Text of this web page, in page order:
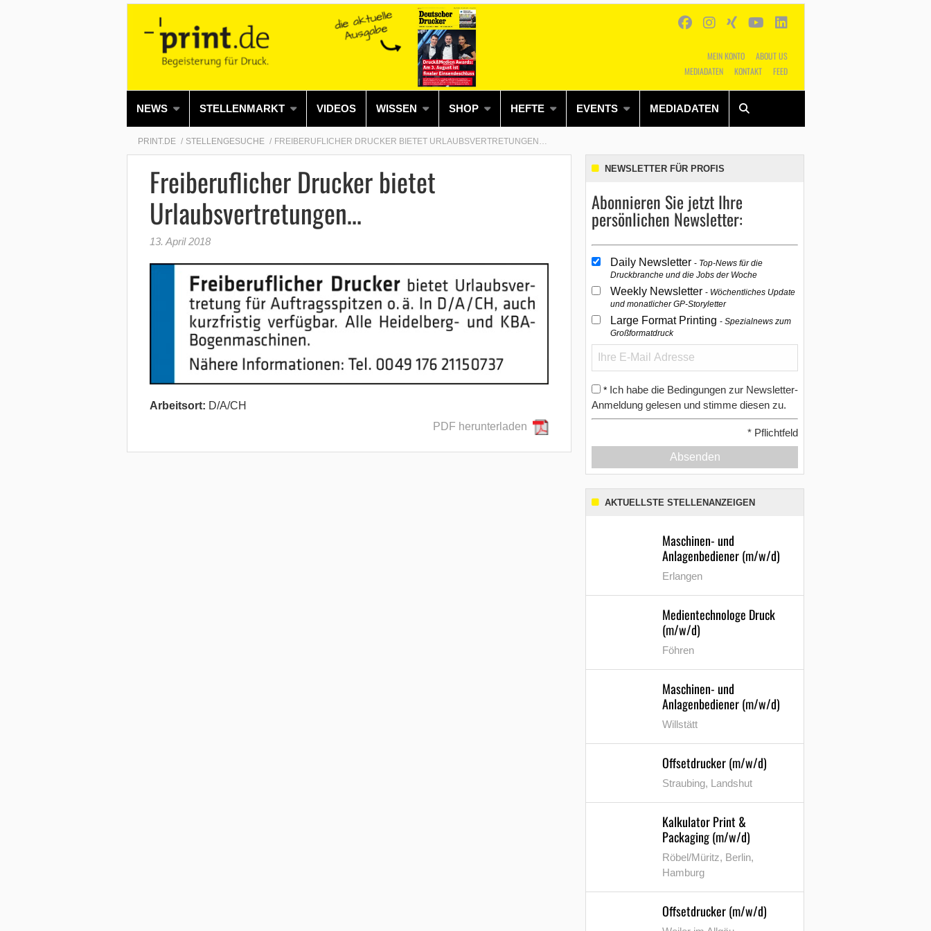
MEIN KONTO
ABOUT US
MEDIADATEN
KONTAKT FEED
NEWS STELLENMARKT VIDEOS WISSEN SHOP HEFTE EVENTS MEDIADATEN
Alles Shop SUCHEN
PRINT.DE STELLENGESUCHE FREIBERUFLICHER DRUCKER BIETET URLAUBSVERTRETUNGEN…
Freiberuflicher Drucker bietet
Urlaubsvertretungen…
13. April 2018
Arbeitsort: D/A/CH
PDF herunterladen
NEWSLETTER FÜR PROFIS
Abonnieren Sie jetzt Ihre
persönlichen Newsletter:
Daily Newsletter Top-News für die
Druckbranche und die Jobs der Woche
Weekly Newsletter Wöchentliches Update
und monatlicher GP-Storyletter
Large Format Printing Spezialnews zum
Großformatdruck
* Ich habe die Bedingungen zur Newsletter-
Anmeldung gelesen und stimme diesen zu.
* Pflichtfeld
Absenden
AKTUELLSTE STELLENANZEIGEN
Maschinen- und
Anlagenbediener (m/w/d)
Erlangen
Medientechnologe Druck
(m/w/d)
Föhren
Maschinen- und
Anlagenbediener (m/w/d)
Willstätt
Offsetdrucker (m/w/d)
Straubing, Landshut
Kalkulator Print &
Packaging (m/w/d)
Röbel/Müritz, Berlin,
Hamburg
Offsetdrucker (m/w/d)